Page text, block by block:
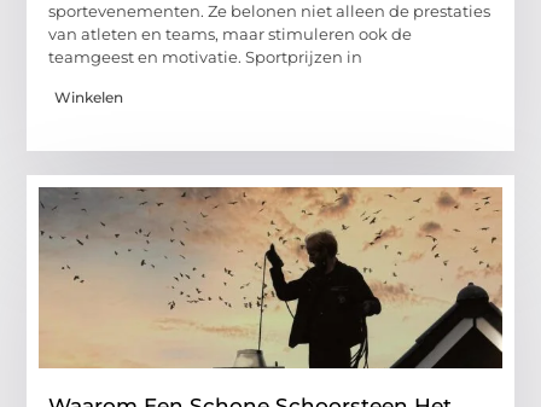
sportevenementen. Ze belonen niet alleen de prestaties
van atleten en teams, maar stimuleren ook de
teamgeest en motivatie. Sportprijzen in
Winkelen